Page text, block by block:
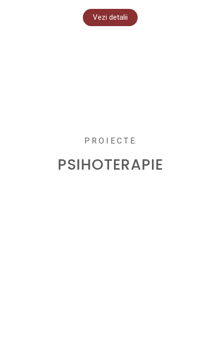
Vezi detalii
PROIECTE
PSIHOTERAPIE